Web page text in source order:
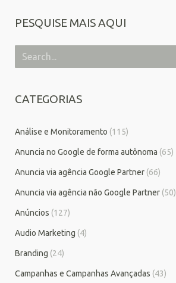
PESQUISE MAIS AQUI
CATEGORIAS
Análise e Monitoramento (115)
Anuncia no Google de forma autônoma (65)
Anuncia via agência Google Partner (66)
Anuncia via agência não Google Partner (50)
Anúncios (127)
Audio Marketing (4)
Branding (24)
Campanhas e Campanhas Avançadas (43)